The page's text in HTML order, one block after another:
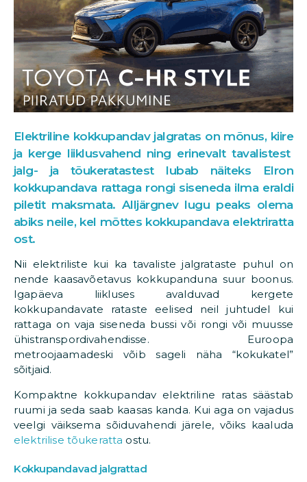
Elektriline kokkupandav jalgratas on mõnus, kiire
ja kerge liiklusvahend ning erinevalt tavalistest
jalg- ja tõukeratastest lubab näiteks Elron
kokkupandava rattaga rongi siseneda ilma eraldi
piletit maksmata. Alljärgnev lugu peaks olema
abiks neile, kel mõttes kokkupandava elektriratta
ost.
Nii elektriliste kui ka tavaliste jalgrataste puhul on
nende kaasavõetavus kokkupanduna suur boonus.
Igapäeva liikluses avalduvad kergete
kokkupandavate rataste eelised neil juhtudel kui
rattaga on vaja siseneda bussi või rongi või muusse
ühistranspordivahendisse. Euroopa
metroojaamadeski võib sageli näha “kokukatel”
sõitjaid.
Kompaktne kokkupandav elektriline ratas säästab
ruumi ja seda saab kaasas kanda. Kui aga on vajadus
veelgi väiksema sõiduvahendi järele, võiks kaaluda
elektrilise tõukeratta ostu.
Kokkupandavad jalgrattad